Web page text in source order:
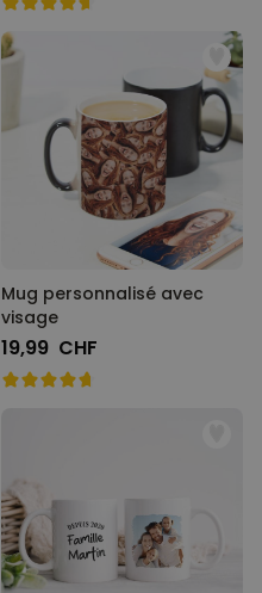
Mug personnalisé avec
visage
19,99 CHF